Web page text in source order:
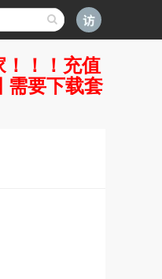
！！充值
需要下载套